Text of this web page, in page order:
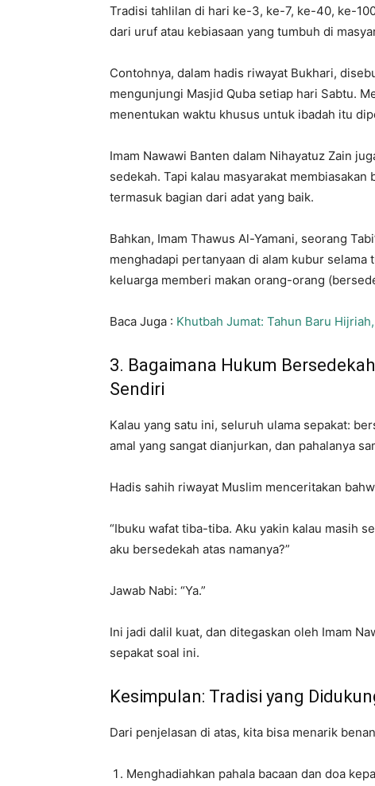
Tradisi tahlilan di hari ke-3, ke-7, ke-40, ke-
dari uruf atau kebiasaan yang tumbuh di
Contohnya, dalam hadis riwayat Bukhari,
mengunjungi Masjid Quba setiap hari Sabtu.
menentukan waktu khusus untuk ibadah itu
Imam Nawawi Banten dalam Nihayatuz Zain
sedekah. Tapi kalau masyarakat
termasuk bagian dari adat yang baik.
Bahkan, Imam Thawus Al-Yamani, seorang
menghadapi pertanyaan di alam kubur
keluarga memberi makan orang-orang
Baca Juga : Khutbah Jumat: Tahun Baru
3. Bagaimana Hukum
Sendiri
Kalau yang satu ini, seluruh ulama sepakat:
amal yang sangat dianjurkan, dan pahalanya
Hadis sahih riwayat Muslim menceritakan
“Ibuku wafat tiba-tiba. Aku yakin kalau masih
aku bersedekah atas namanya?”
Jawab Nabi: “Ya.”
Ini jadi dalil kuat, dan ditegaskan oleh Imam
sepakat soal ini.
Kesimpulan: Tradisi yang
Dari penjelasan di atas, kita bisa menarik
Menghadiahkan pahala bacaan dan doa